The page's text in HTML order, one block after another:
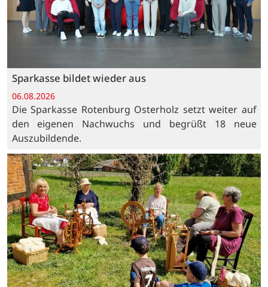
Sparkasse bildet wieder aus
06.08.2026
Die Sparkasse Rotenburg Osterholz setzt weiter auf
den eigenen Nachwuchs und begrüßt 18 neue
Auszubildende.